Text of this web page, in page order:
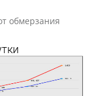
обмерзания